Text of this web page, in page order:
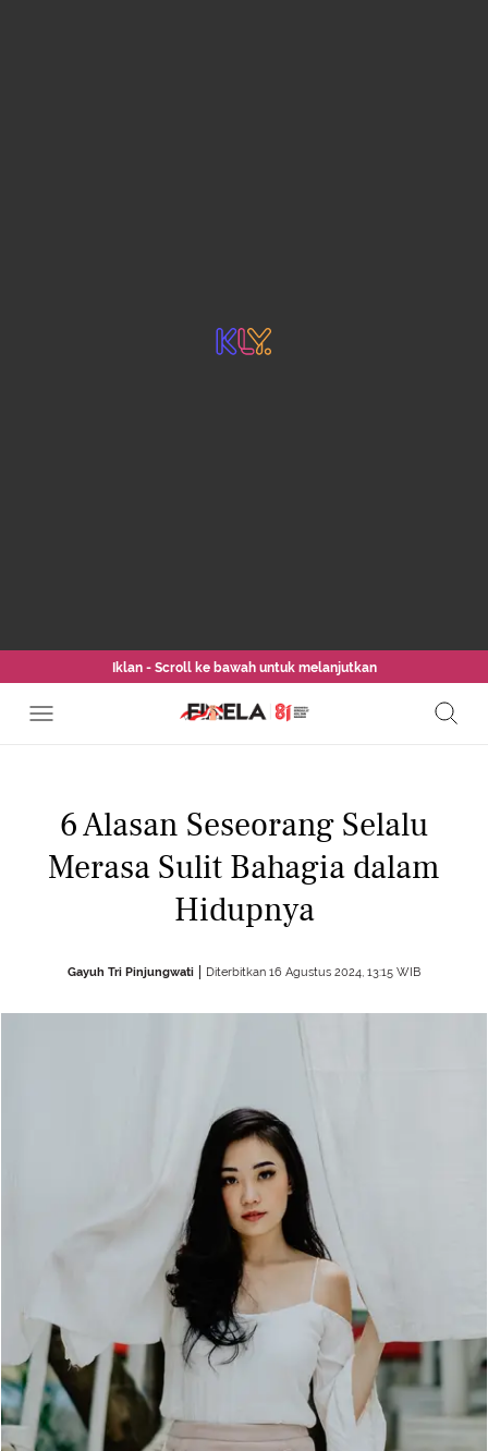
Iklan - Scroll ke bawah untuk melanjutkan
6 Alasan Seseorang Selalu
Merasa Sulit Bahagia dalam
Hidupnya
Gayuh Tri Pinjungwati Diterbitkan 16 Agustus 2024, 13:15 WIB